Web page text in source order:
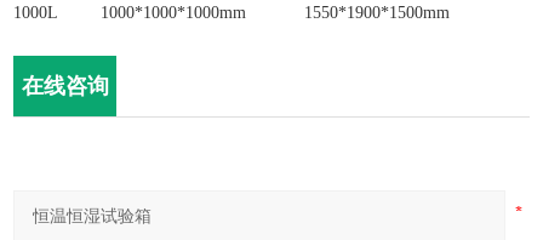
1000L
1000*1000*1000mm 1550*1900*1500mm
在线咨询